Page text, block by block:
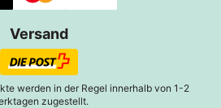
Versand
werden in der Regel innerhalb von 1-2
zugestellt.